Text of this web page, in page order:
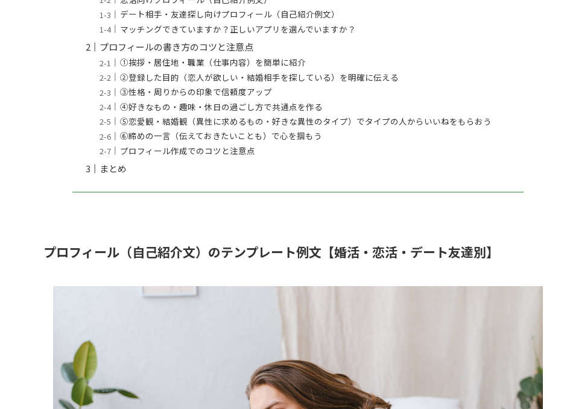
デート相手・友達探し向けプロフィール（自己紹介例文）
マッチングできていますか？正しいアプリを選んでいますか？
プロフィールの書き方のコツと注意点
①挨拶・居住地・職業（仕事内容）を簡単に紹介
②登録した目的（恋人が欲しい・結婚相手を探している）を明確に伝える
③性格・周りからの印象で信頼度アップ
④好きなもの・趣味・休日の過ごし方で共通点を作る
➄恋愛観・結婚観（異性に求めるもの・好きな異性のタイプ）でタイプの人からいいねをもらおう
⑥締めの一言（伝えておきたいことも）で心を掴もう
プロフィール作成でのコツと注意点
まとめ
プロフィール（自己紹介文）のテンプレート例文【婚活・恋活・デート友達別】